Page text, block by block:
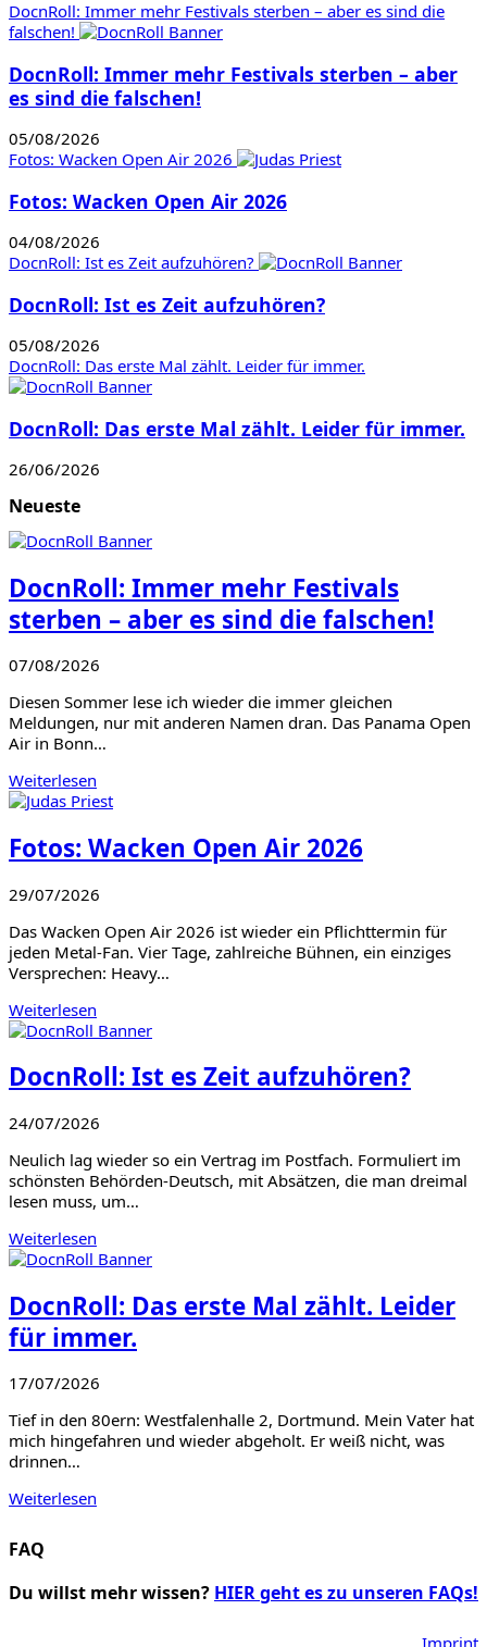
DocnRoll: Immer mehr Festivals sterben – aber es sind die
falschen!
DocnRoll: Immer mehr Festivals sterben – aber
es sind die falschen!
05/08/2026
Fotos: Wacken Open Air 2026
Fotos: Wacken Open Air 2026
04/08/2026
DocnRoll: Ist es Zeit aufzuhören?
DocnRoll: Ist es Zeit aufzuhören?
05/08/2026
DocnRoll: Das erste Mal zählt. Leider für immer.
DocnRoll: Das erste Mal zählt. Leider für immer.
26/06/2026
Neueste
DocnRoll: Immer mehr Festivals
sterben – aber es sind die falschen!
07/08/2026
Diesen Sommer lese ich wieder die immer gleichen
Meldungen, nur mit anderen Namen dran. Das Panama Open
Air in Bonn…
Weiterlesen
Fotos: Wacken Open Air 2026
29/07/2026
Das Wacken Open Air 2026 ist wieder ein Pflichttermin für
jeden Metal-Fan. Vier Tage, zahlreiche Bühnen, ein einziges
Versprechen: Heavy…
Weiterlesen
DocnRoll: Ist es Zeit aufzuhören?
24/07/2026
Neulich lag wieder so ein Vertrag im Postfach. Formuliert im
schönsten Behörden-Deutsch, mit Absätzen, die man dreimal
lesen muss, um…
Weiterlesen
DocnRoll: Das erste Mal zählt. Leider
für immer.
17/07/2026
Tief in den 80ern: Westfalenhalle 2, Dortmund. Mein Vater hat
mich hingefahren und wieder abgeholt. Er weiß nicht, was
drinnen…
Weiterlesen
FAQ
Du willst mehr wissen? HIER geht es zu unseren FAQs!
Imprint